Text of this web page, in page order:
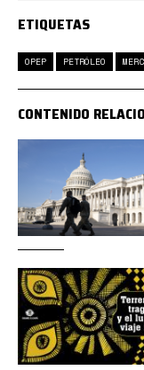
ETIQUETAS
OPEP PETRÓLEO
CONTENIDO